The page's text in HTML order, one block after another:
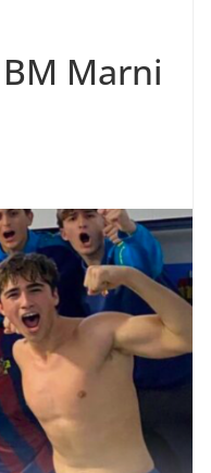
Marni